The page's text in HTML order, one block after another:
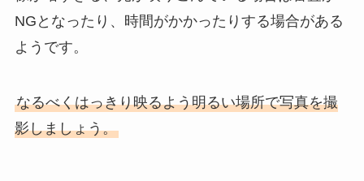
NGとなったり、時間がかかったりする場合がある
ようです。
なるべくはっきり映るよう明るい場所で写真を撮
影しましょう。